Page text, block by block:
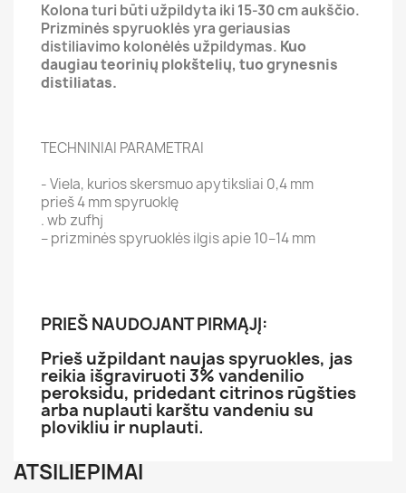
Kolona turi būti užpildyta iki 15-30 cm aukščio.
Prizminės spyruoklės yra geriausias
distiliavimo kolonėlės užpildymas. Kuo
daugiau teorinių plokštelių, tuo grynesnis
distiliatas.
TECHNINIAI PARAMETRAI
- Viela, kurios skersmuo apytiksliai 0,4 mm
prieš 4 mm spyruoklę
. wb zufhj
– prizminės spyruoklės ilgis apie 10–14 mm
PRIEŠ NAUDOJANT PIRMĄJĮ:
Prieš užpildant naujas spyruokles, jas
reikia išgraviruoti 3% vandenilio
peroksidu, pridedant citrinos rūgšties
arba nuplauti karštu vandeniu su
plovikliu ir nuplauti.
ATSILIEPIMAI